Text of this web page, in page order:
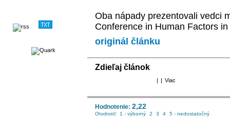
Oba nápady prezentovali vedci
Conference in Human Factors
originál článku
Zdieľaj článok
| | Viac
Hodnotenie: 2,22
Ohodnotiť: 1 - výborný 2 3 4 5 - nedostatočný